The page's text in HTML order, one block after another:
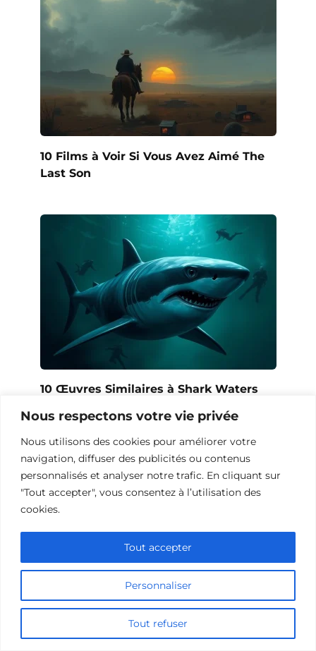
Nous respectons votre vie privée
Nous utilisons des cookies pour améliorer votre
navigation, diffuser des publicités ou contenus
personnalisés et analyser notre trafic. En cliquant sur
"Tout accepter", vous consentez à l’utilisation des
cookies.
Personnaliser
Tout refuser
Tout accepter
10 Films à Voir Si Vous Avez Aimé The
Last Son
10 Œuvres Similaires à Shark Waters
10 Films et Séries Similaires à
Opération Love